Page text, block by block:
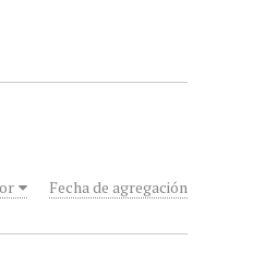
Fecha de agregación